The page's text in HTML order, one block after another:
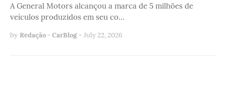
A General Motors alcançou a marca de 5 milhões de
veículos produzidos em seu co…
by Redação - CarBlog - July 22, 2026